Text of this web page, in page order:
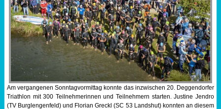
Am vergangenen Sonntagvormittag konnte das inzwischen 20. Deggendorfer
Triathlon mit 300 Teilnehmerinnen und Teilnehmern starten. Justine Jendro
(TV Burglengenfeld) und Florian Greckl (SC 53 Landshut) konnten an diesem
Nachwuchsförderung
Sportabzeichen
Tempo & Gymnastik